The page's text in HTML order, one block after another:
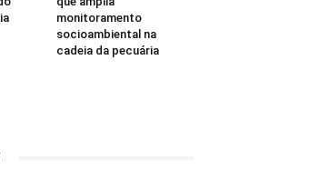
monitoramento
socioambiental na
cadeia da pecuária